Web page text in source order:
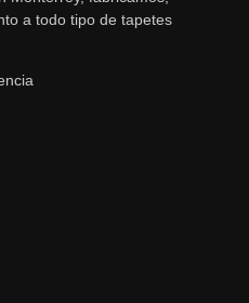
a todo tipo de tapetes